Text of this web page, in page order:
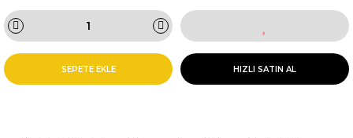
SEPETE EKLE HIZLI SATIN AL